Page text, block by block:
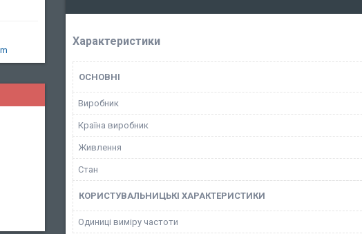
Характеристики
ОСНОВНІ
Виробник
Країна виробник
Живлення
Стан
КОРИСТУВАЛЬНИЦЬКІ ХАРАКТЕРИСТИКИ
Одиниці виміру частоти